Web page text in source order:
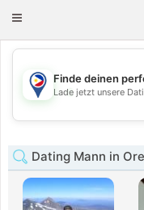
Toggle
💖
Finde deinen
Lade jetzt unsere
Dating Mann in